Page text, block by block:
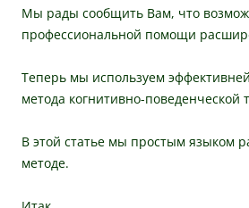
Мы рады сообщить Вам, что
профессиональной помощи
Теперь мы используем
метода когнитивно-поведенческой
В этой статье мы простым языком
методе.